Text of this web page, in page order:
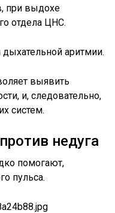
при выдохе
отдела ЦНС.
аритмии.
выявить
и, следовательно,
систем.
недуга
помогают,
пульса.